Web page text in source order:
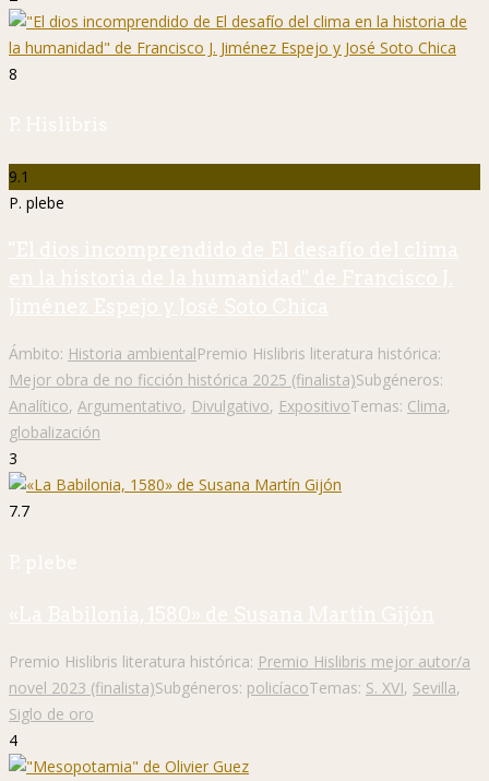
8
P. Hislibris
9.1
P. plebe
"El dios incomprendido de El desafío del clima
en la historia de la humanidad" de Francisco J.
Jiménez Espejo y José Soto Chica
Ámbito: Historia ambientalPremio Hislibris literatura histórica:
Mejor obra de no ficción histórica 2025 (finalista)Subgéneros:
Analítico, Argumentativo, Divulgativo, ExpositivoTemas: Clima,
globalización
3
7.7
P. plebe
«La Babilonia, 1580» de Susana Martín Gijón
Premio Hislibris literatura histórica: Premio Hislibris mejor autor/a
novel 2023 (finalista)Subgéneros: policíacoTemas: S. XVI, Sevilla,
Siglo de oro
4